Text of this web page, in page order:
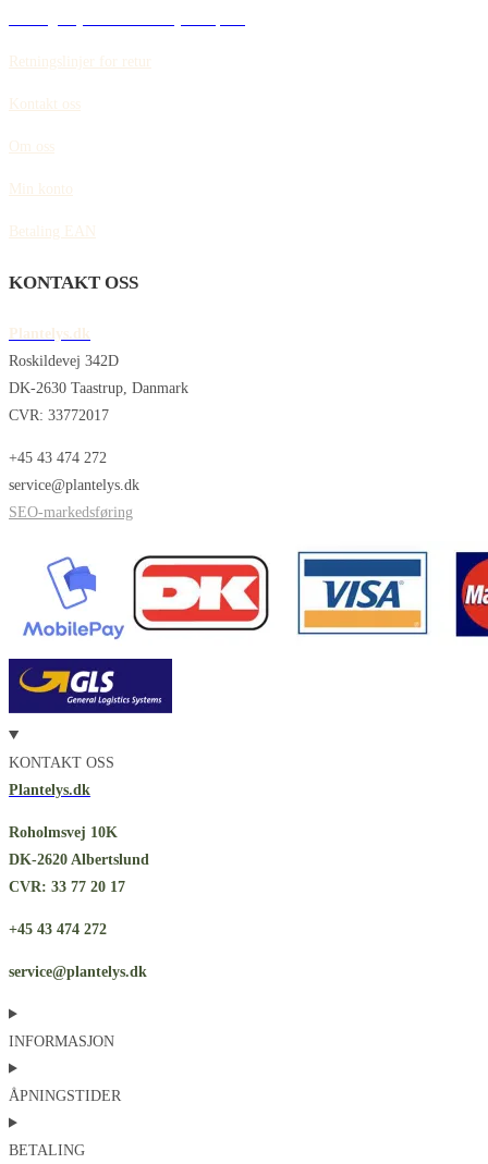
Retningslinjer for retur
Kontakt oss
Om oss
Min konto
Betaling EAN
KONTAKT OSS
Plantelys.dk
Roskildevej 342D
DK-2630 Taastrup, Danmark
CVR: 33772017
+45 43 474 272
service@plantelys.dk
SEO-markedsføring
KONTAKT OSS
Plantelys.dk
Roholmsvej 10K
DK-2620 Albertslund
CVR: 33 77 20 17
+45 43 474 272
service@plantelys.dk
INFORMASJON
ÅPNINGSTIDER
BETALING